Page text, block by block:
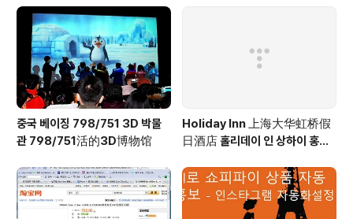
중국 베이징 798/751 3D 박물
관 798/751活的3D博物馆
Holiday Inn 上海大华虹桥假
日酒店 홀리데이 인 상하이 홍차
ngqiao